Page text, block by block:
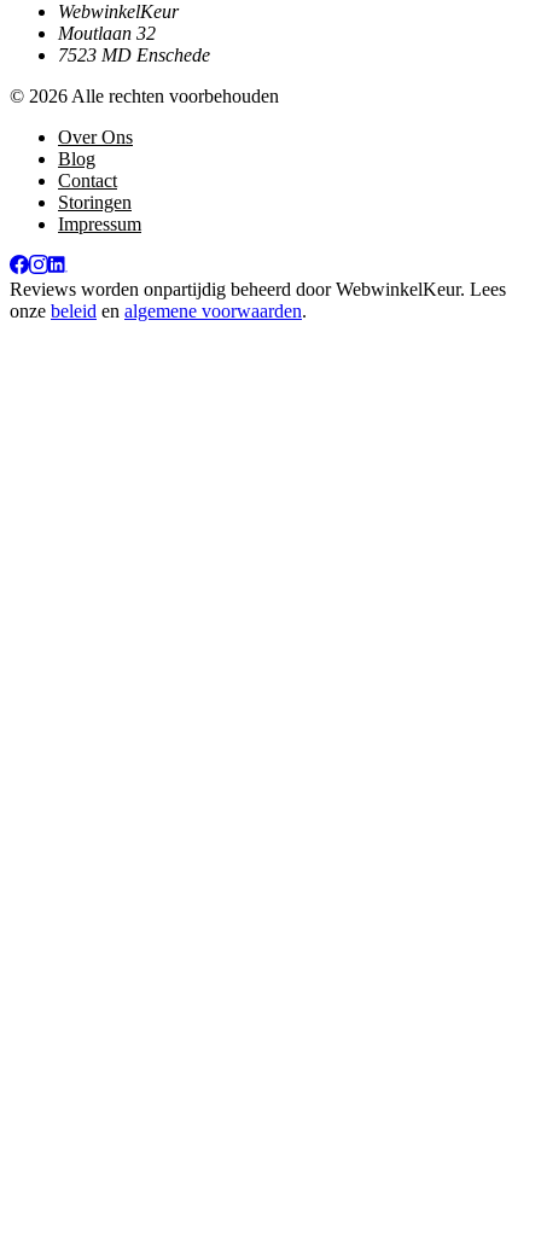
WebwinkelKeur
Moutlaan 32
7523 MD Enschede
© 2026 Alle rechten voorbehouden
Over Ons
Blog
Contact
Storingen
Impressum
Reviews worden onpartijdig beheerd doorWebwinkelKeur. Lees
onze beleid en algemene voorwaarden.